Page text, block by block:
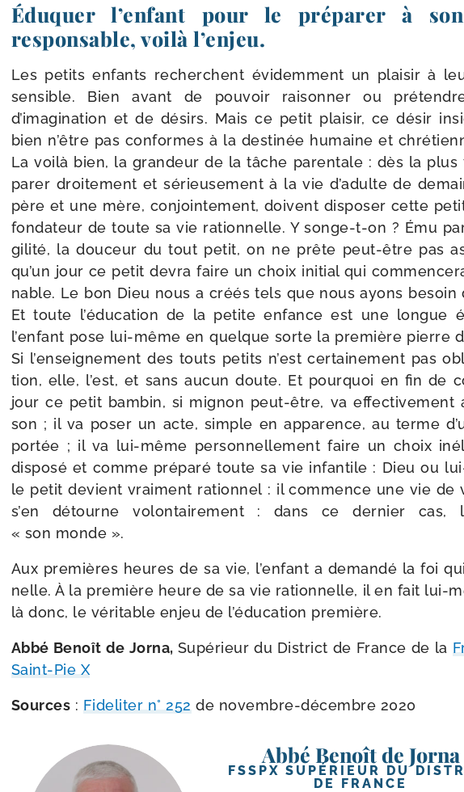
Éduquer l’enfant pour le préparer à
responsable, voilà l’enjeu.
Les petits enfants recherchent évi­dem­ment un plai­sir à
sen­sible. Bien avant de pou­voir rai­son­ner ou
d’imagination et de dési­rs. Mais ce petit plai­sir, ce désir
bien n’être pas conformes à la des­ti­née humaine et
La voi­là bien, la gran­deur de la tâche paren­tale : dès la
pa­rer droi­te­ment et sérieu­se­ment à la vie d’adulte de
père et une mère, conjoin­te­ment, doivent dis­po­ser cette
fon­da­teur de toute sa vie ration­nelle. Y songe-​t-​on ? Ému
gi­li­té, la dou­ceur du tout petit, on ne prête peut-​être pas
qu’un jour ce petit devra faire un choix ini­tial qui
nable. Le bon Dieu nous a créés tels que nous ayons besoin
Et toute l’éducation de la petite enfance est une longue
l’enfant pose lui-​même en quelque sorte la pre­mière pierre
Si l’enseignement des touts petits n’est cer­tai­ne­ment pas
tion, elle, l’est, et sans aucun doute. Et pour­quoi en fin de
jour ce petit bam­bin, si mignon peut-​être, va effec­ti­ve­ment
son ; il va poser un acte, simple en appa­rence, au terme
por­tée ; il va lui-​même per­son­nel­le­ment faire un choix
dis­po­sé et comme pré­pa­ré toute sa vie infan­tile : Dieu ou
le petit devient vrai­ment ration­nel : il com­mence une vie de
s’en détourne volon­tai­re­ment : dans ce der­nier
« son monde ».
Aux pre­mières heures de sa vie, l’enfant a deman­dé la foi
nelle. À la pre­mière heure de sa vie ration­nelle, il en fait lui-​
là donc, le véri­table enjeu de l’éducation première.
Abbé Benoît de Jorna, Supérieur du District de France de la
Saint-​Pie X
Sources : Fideliter n° 252 de novembre-​décembre 2020
Abbé Benoît de Jorna
FSSPX SUPÉRIEUR DU
DE FRANCE